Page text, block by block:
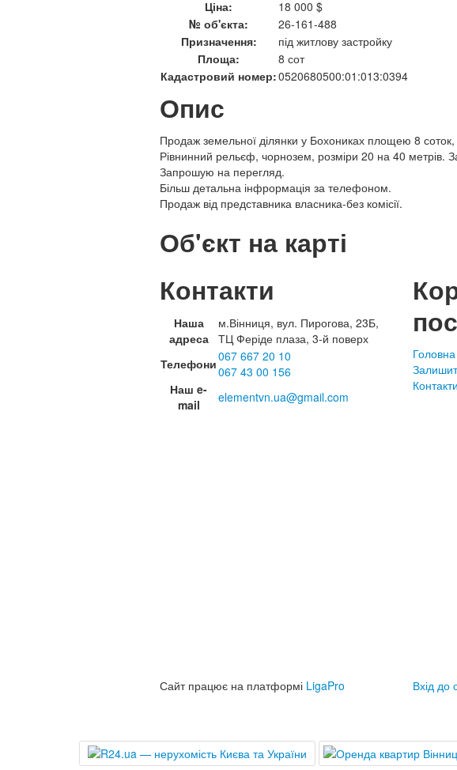
Ціна:
18 000 $
№ об'єкта:
26-161-488
Призначення:
під житлову застройку
Площа:
8 сот
Кадастровий номер:0520680500:01:013:0394
Опис
Продаж земельної ділянки у Бохониках площею 8
Рівнинний рельєф, чорнозем, розміри 20 на 40 метрів.
Запрошую на перегляд.
Більш детальна інфрормація за телефоном.
Продаж від представника власника-без комісії.
Об'єкт на карті
Контакти
Наша
адреса
м.Вінниця, вул. Пирогова, 23Б,
ТЦ Феріде плаза, 3-й поверх
Телефони067 667 20 10
067 43 00 156
Наш e-
mail
elementvn.ua@gmail.com
Головна
Контакти
Сайт працює на платформі LigaPro Вхід до